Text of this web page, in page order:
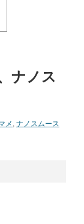
ナノス
メ ナノスムース